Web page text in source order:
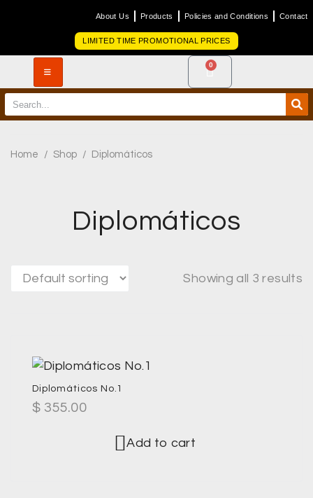
About Us Products Policies and Conditions Contact
LIMITED TIME PROMOTIONAL PRICES
0
Home / Shop / Diplomáticos
Diplomáticos
Showing all 3 results
Diplomáticos No.1
$ 355.00
Add to cart